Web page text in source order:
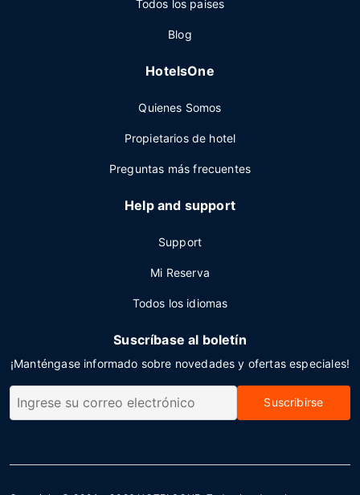
Todos los paises
Blog
HotelsOne
Quienes Somos
Propietarios de hotel
Preguntas más frecuentes
Help and support
Support
Mi Reserva
Todos los idiomas
Suscríbase al boletín
¡Manténgase informado sobre novedades y ofertas especiales!
Suscribirse